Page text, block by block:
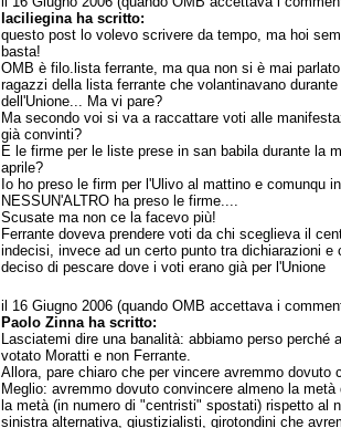
laciliegina ha scritto:
questo post lo volevo scrivere da tempo, ma hoi
basta!
OMB è filo.lista ferrante, ma qua non si è mai
ragazzi della lista ferrante che volantinavano
dell'Unione... Ma vi pare?
Ma secondo voi si va a raccattare voti alle
già convinti?
E le firme per le liste prese in san babila durante la
aprile?
Io ho preso le firm per l'Ulivo al mattino e comunqu
NESSUN'ALTRO ha preso le firme....
Scusate ma non ce la facevo più!
Ferrante doveva prendere voti da chi sceglieva il
indecisi, invece ad un certo punto tra dichiarazioni e
deciso di pescare dove i voti erano già per l'Unione
il 16 Giugno 2006 (quando OMB accettava i
Paolo Zinna ha scritto:
Lasciatemi dire una banalità: abbiamo perso perché
votato Moratti e non Ferrante.
Allora, pare chiaro che per vincere avremmo dovuto
Meglio: avremmo dovuto convincere almeno la
la metà (in numero di "centristi" spostati) rispetto al
sinistra alternativa, giustizialisti, girotondini che